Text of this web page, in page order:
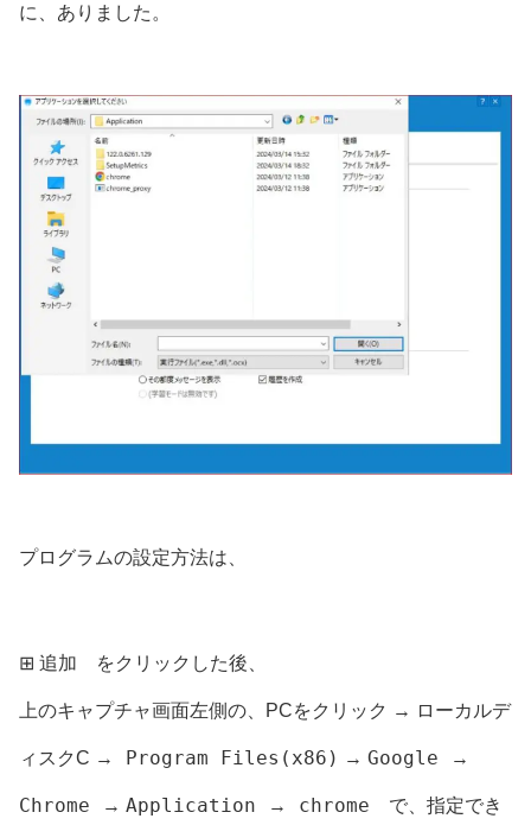
に、ありました。
プログラムの設定方法は、
⊞ 追加 をクリックした後、
上のキャプチャ画面左側の、PCをクリック → ローカルデ
ィスクC → Program Files(x86) → Google →
Chrome → Application → chrome で、指定でき